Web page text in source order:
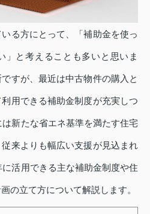
る方にとって、「補助金を使っ
」と考えることも多いと思いま
すが、最近は中古物件の購入と
用できる補助金制度が充実しつ
新たな省エネ基準を満たす住宅
来よりも幅広い支援が見込まれ
活用できる主な補助金制度や住
の立て方について解説します。